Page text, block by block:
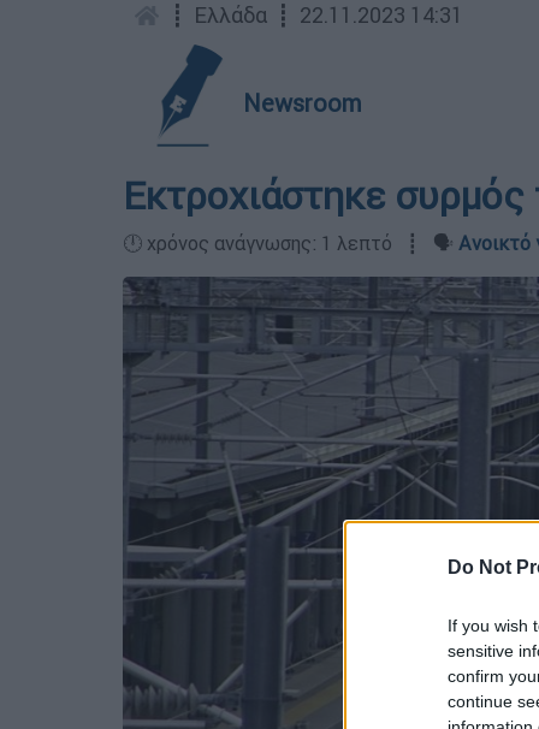
Do Not
If you wish
sensitive
confirm
continue
┋ Ελλάδα ┋ 22.11.2023 14:31
Newsroom
Εκτροχιάστηκε
🕛 χρόνος ανάγνωσης: 1 λεπτό ┋ 🗣️ Ανοικτό